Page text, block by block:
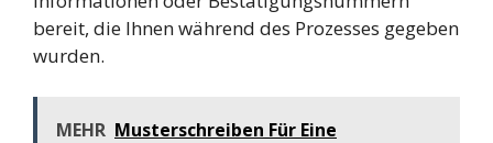
bereit, die Ihnen während des Prozesses gegeben
wurden.
MEHR Musterschreiben Für Eine